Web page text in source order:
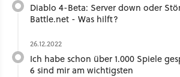
Diablo 4-Beta: Server down oder
Battle.net - Was hilft?
26.12.2022
Ich habe schon über 1.000 Spiele
6 sind mir am wichtigsten